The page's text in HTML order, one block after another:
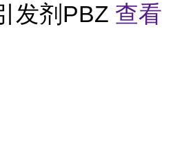
发剂PBZ 查看